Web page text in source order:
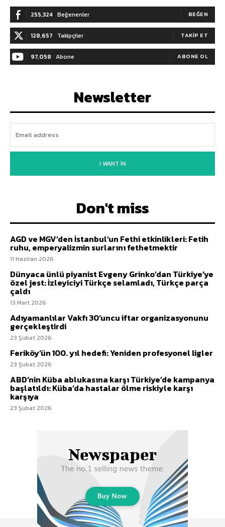
255,324 Beğenenler BEĞEN
128,657 Takipçiler TAKIP ET
97,058 Abone ABONE OL
Newsletter
I WANT IN
Don't miss
AGD ve MGV’den İstanbul’un Fethi etkinlikleri: Fetih
ruhu, emperyalizmin surlarını fethetmektir
11 Haziran 2026
Dünyaca ünlü piyanist Evgeny Grinko’dan Türkiye’ye
özel jest: İzleyiciyi Türkçe selamladı, Türkçe parça
çaldı
13 Mart 2026
Adıyamanlılar Vakfı 30’uncu iftar organizasyonunu
gerçekleştirdi
23 Şubat 2026
Feriköy’ün 100. yıl hedefi: Yeniden profesyonel ligler
23 Şubat 2026
ABD’nin Küba ablukasına karşı Türkiye’de kampanya
başlatıldı: Küba’da hastalar ölme riskiyle karşı
karşıya
23 Şubat 2026